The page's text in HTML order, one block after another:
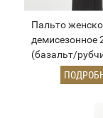
Пальто
демисезонное
(базальт/